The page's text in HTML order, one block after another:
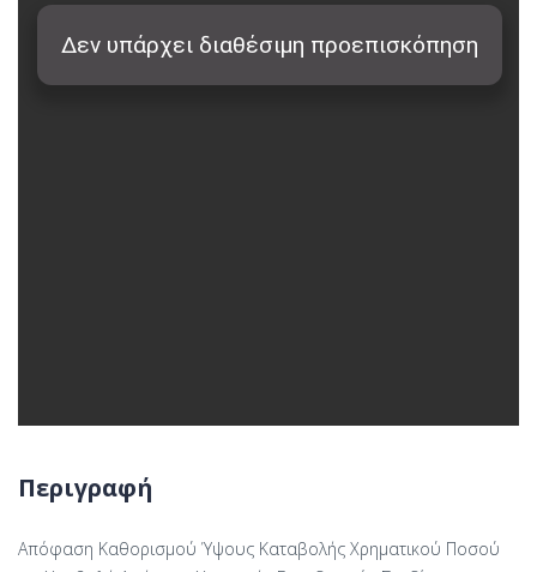
Περιγραφή
Απόφαση Καθορισμού Ύψους Καταβολής Χρηματικού Ποσού